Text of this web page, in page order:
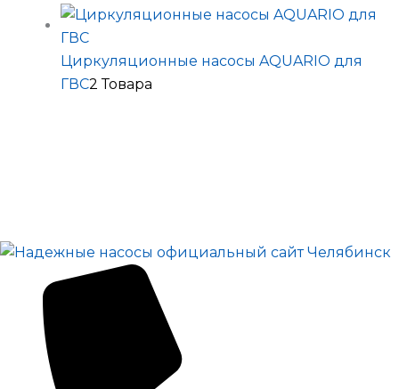
Циркуляционные насосы AQUARIO для
ГВС2 Товара